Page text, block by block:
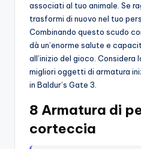
associati al tuo animale. Se
trasformi di nuovo nel tuo
Combinando questo scudo
dà un’enorme salute e
all’inizio del gioco. Considera
migliori oggetti di armatura
in Baldur’s Gate 3.
8 Armatura di
corteccia